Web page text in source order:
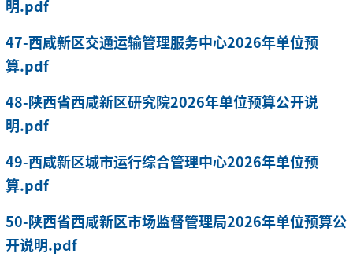
明.pdf
47-西咸新区交通运输管理服务中心2026年单位预
算.pdf
48-陕西省西咸新区研究院2026年单位预算公开说
明.pdf
49-西咸新区城市运行综合管理中心2026年单位预
算.pdf
50-陕西省西咸新区市场监督管理局2026年单位预算公
开说明.pdf